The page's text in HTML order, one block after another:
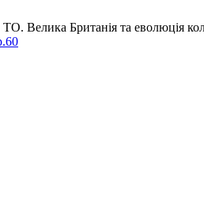
Велика Британія та еволюція